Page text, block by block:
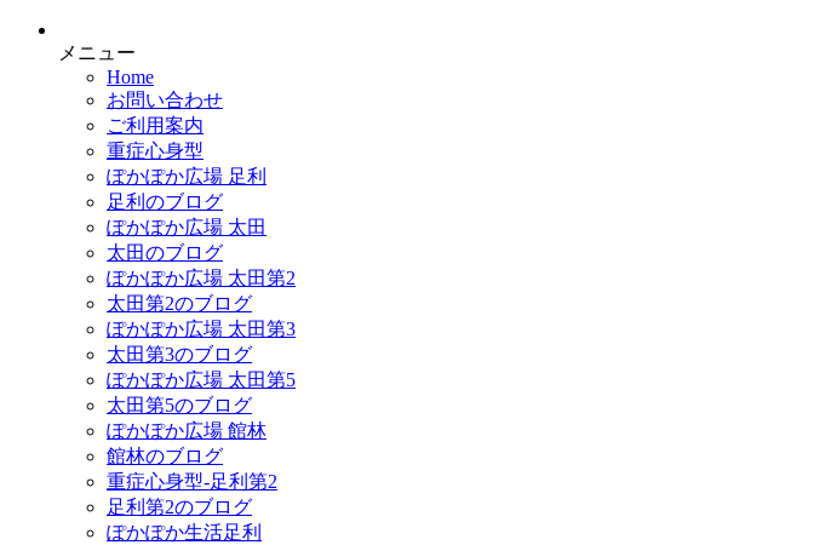
メニュー
Home
お問い合わせ
ご利用案内
重症心身型
ぽかぽか広場 足利
足利のブログ
ぽかぽか広場 太田
太田のブログ
ぽかぽか広場 太田第2
太田第2のブログ
ぽかぽか広場 太田第3
太田第3のブログ
ぽかぽか広場 太田第5
太田第5のブログ
ぽかぽか広場 館林
館林のブログ
重症心身型-足利第2
足利第2のブログ
ぽかぽか生活足利